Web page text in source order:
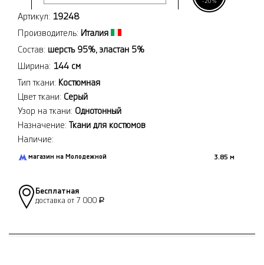
Артикул: 19248
Производитель: Италия
Состав: шерсть 95%, эластан 5%
Ширина: 144 см
Тип ткани: Костюмная
Цвет ткани: Серый
Узор на ткани: Однотонный
Назначение:
Ткани для костюмов
Наличие:
магазин на Молодежной 3.85 м
Бесплатная
доставка от 7 000 Р